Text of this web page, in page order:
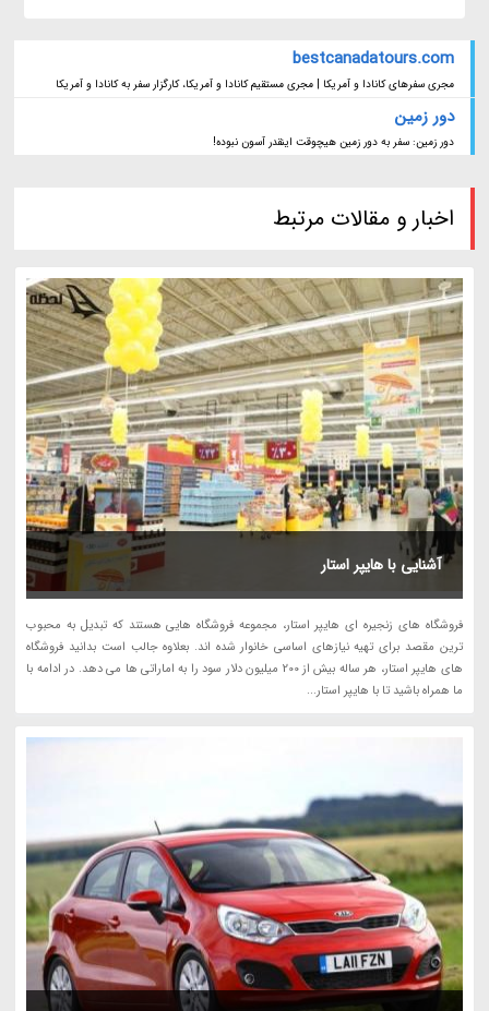
bestcanadatours.com
مجری سفرهای کانادا و آمریکا | مجری مستقیم کانادا و آمریکا، کارگزار سفر به کانادا و آمریکا
دور زمین
دور زمین: سفر به دور زمین هیچوقت اینقدر آسون نبوده!
اخبار و مقالات مرتبط
آشنایی با هایپر استار
فروشگاه های زنجیره ای هایپر استار، مجموعه فروشگاه هایی هستند که تبدیل به محبوب
ترین مقصد برای تهیه نیازهای اساسی خانوار شده اند. بعلاوه جالب است بدانید فروشگاه
های هایپر استار، هر ساله بیش از 200 میلیون دلار سود را به اماراتی ها می دهد. در ادامه با
ما همراه باشید تا با هایپر استار...